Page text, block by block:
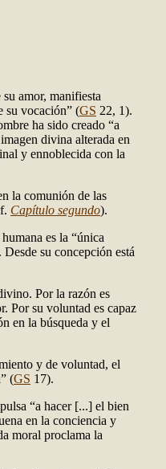
amor, manifiesta
su vocación” (GS 22, 1).
ha sido creado “a
divina alterada en
y ennoblecida con la
la comunión de las
Capítulo segundo).
es la “única
Desde su concepción está
Por la razón es
Por su voluntad es capaz
en la búsqueda y el
y de voluntad, el
(GS 17).
“a hacer [...] el bien
en la conciencia y
moral proclama la